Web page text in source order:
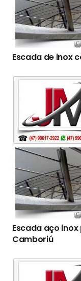
Escada de inox
Escada aço
Camboriú